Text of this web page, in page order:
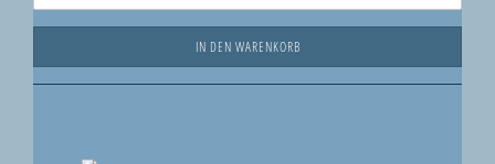
IN DEN WARENKORB